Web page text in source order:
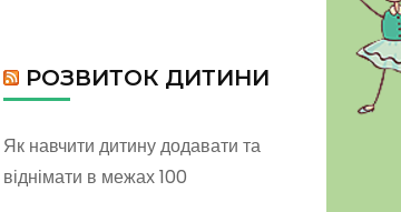
РОЗВИТОК ДИТИНИ
Як навчити дитину додавати та
віднімати в межах 100